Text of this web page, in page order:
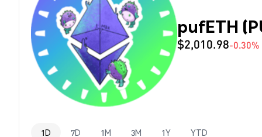
pufETH
$2,010.98-0.30%
1D 7D 1M 3M 1Y YTD